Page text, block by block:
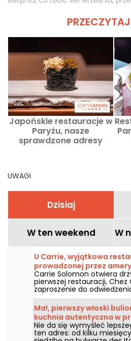
Japońskie restauracje w
Paryżu, nasze
sprawdzone adresy
UWAGI
Dzisiaj
W ten weekend W
U Carrie, wyjątkowa
prowadzonej przez
Kuchni, Carrie Solomon,
Carrie Solomon otwiera
pierwszej restauracji, Chez
zaproszenie do
domu i skosztowania dań,
amerykańska szefowa
z myślą o gościach,
inspiracje z włoskimi
Ma!, pierwszy włoski
kuchnia autentyczna w
cenach
Nie da się wymyśleć
ten adres: od kilku